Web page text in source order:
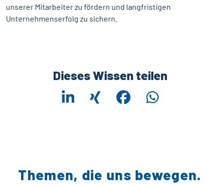
unserer Mitarbeiter zu fördern und langfristigen
Unternehmenserfolg zu sichern.
Dieses Wissen teilen
Themen, die uns bewegen.